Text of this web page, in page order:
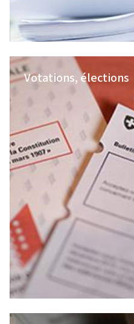
Votations, élections